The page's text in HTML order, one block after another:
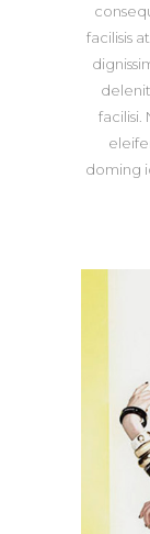
facilisis
facilisi.
doming